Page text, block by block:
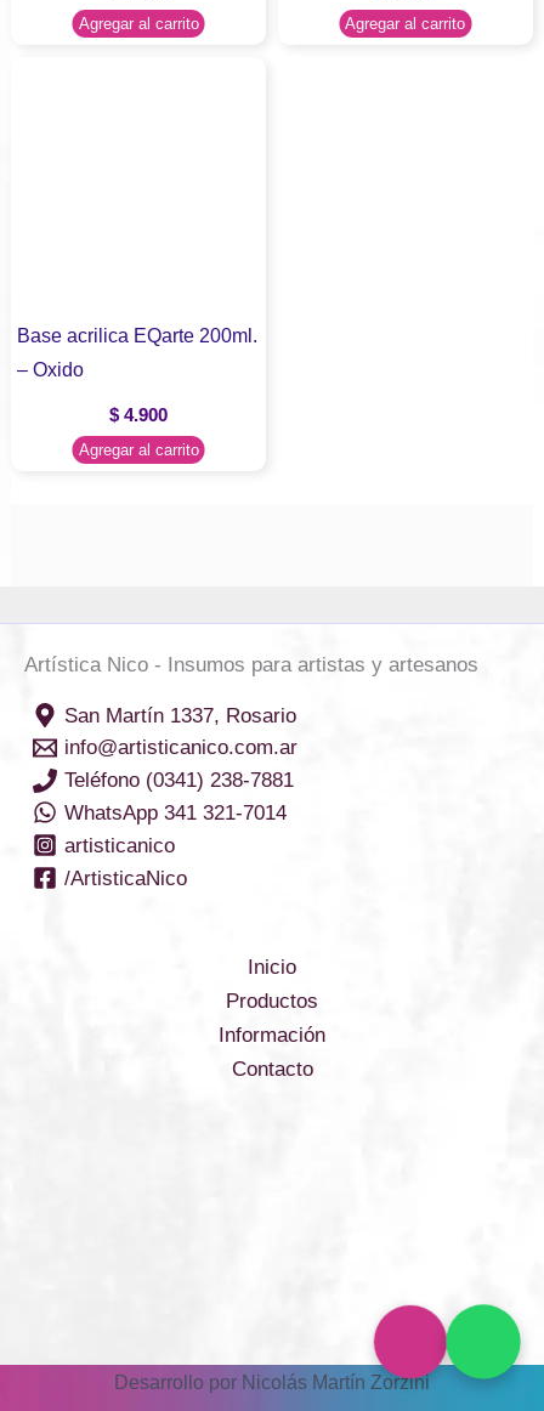
Agregar al carrito Agregar al carrito
Base acrilica EQarte 200ml.
– Oxido
$ 4.900
Agregar al carrito
Artística Nico - Insumos para artistas y artesanos
San Martín 1337, Rosario
info@artisticanico.com.ar
Teléfono (0341) 238-7881
WhatsApp 341 321-7014
artisticanico
/ArtisticaNico
Inicio
Productos
Información
Contacto
Desarrollo por Nicolás Martín Zorzini